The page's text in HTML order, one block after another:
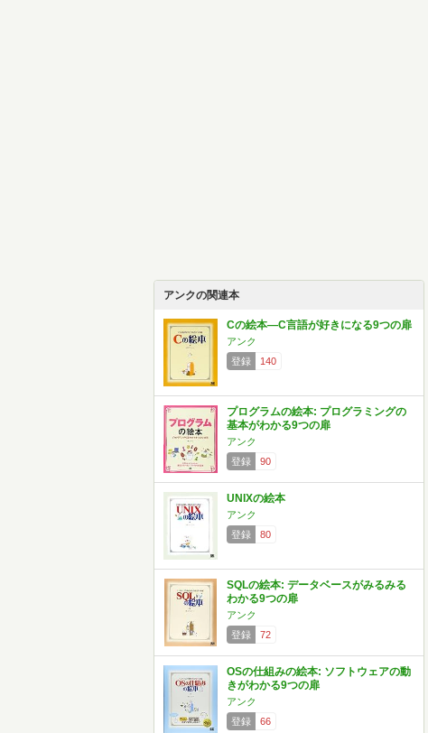
アンクの関連本
Cの絵本―C言語が好きになる9つの扉
アンク
登録
140
プログラムの絵本: プログラミングの
基本がわかる9つの扉
アンク
登録
90
UNIXの絵本
アンク
登録
80
SQLの絵本: データベースがみるみる
わかる9つの扉
アンク
登録
72
OSの仕組みの絵本: ソフトウェアの動
きがわかる9つの扉
アンク
登録
66